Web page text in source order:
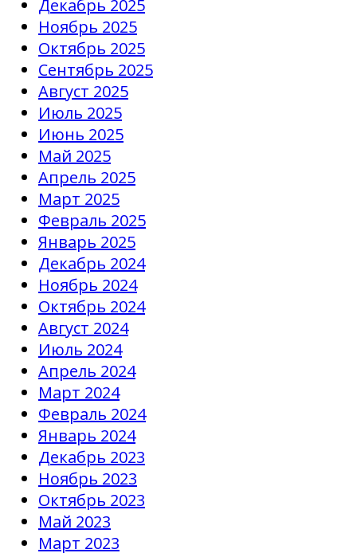
Декабрь 2025
Ноябрь 2025
Октябрь 2025
Сентябрь 2025
Август 2025
Июль 2025
Июнь 2025
Май 2025
Апрель 2025
Март 2025
Февраль 2025
Январь 2025
Декабрь 2024
Ноябрь 2024
Октябрь 2024
Август 2024
Июль 2024
Апрель 2024
Март 2024
Февраль 2024
Январь 2024
Декабрь 2023
Ноябрь 2023
Октябрь 2023
Май 2023
Март 2023